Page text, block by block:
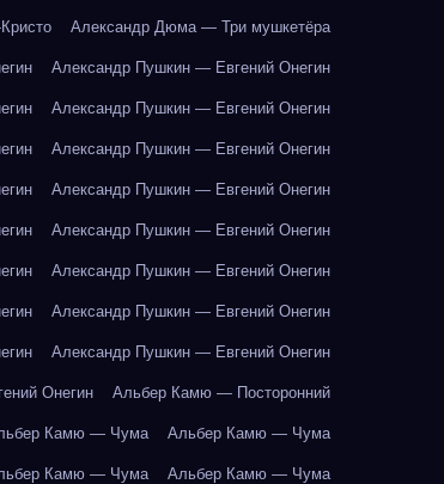
Александр Дюма — Три мушкетёра
Александр Пушкин — Евгений Онегин
Александр Пушкин — Евгений Онегин
Александр Пушкин — Евгений Онегин
Александр Пушкин — Евгений Онегин
Александр Пушкин — Евгений Онегин
Александр Пушкин — Евгений Онегин
Александр Пушкин — Евгений Онегин
Александр Пушкин — Евгений Онегин
Онегин Альбер Камю — Посторонний
Камю — Чума Альбер Камю — Чума
Камю — Чума Альбер Камю — Чума